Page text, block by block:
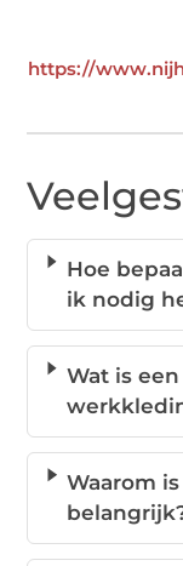
https://
Hoe
ik nodig
Wat is
Waarom